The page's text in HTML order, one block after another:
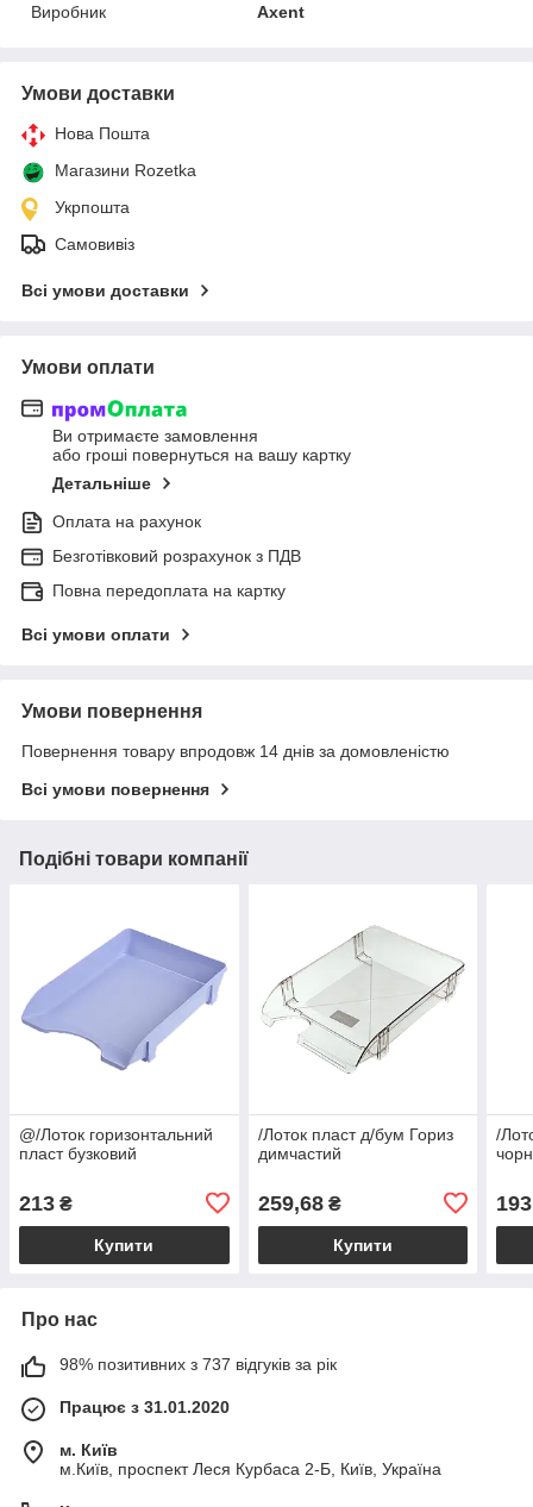
Виробник
Axent
Умови доставки
Нова Пошта
Магазини Rozetka
Укрпошта
Самовивіз
Всі умови доставки
Умови оплати
Ви отримаєте замовлення
або гроші повернуться на вашу картку
Детальніше
Оплата на рахунок
Безготівковий розрахунок з ПДВ
Повна передоплата на картку
Всі умови оплати
Умови повернення
Повернення товару впродовж 14 днів за домовленістю
Всі умови повернення
Подібні товари компанії
@/Лоток горизонтальний
пласт бузковий
213 ₴
Купити
/Лоток пласт д/бум Гориз
димчастий
259,68₴
Купити
/
Про нас
98% позитивних з 737 відгуків за рік
Працює з 31.01.2020
м. Київ
м.Київ, проспект Леся Курбаса 2-Б, Київ, Україна